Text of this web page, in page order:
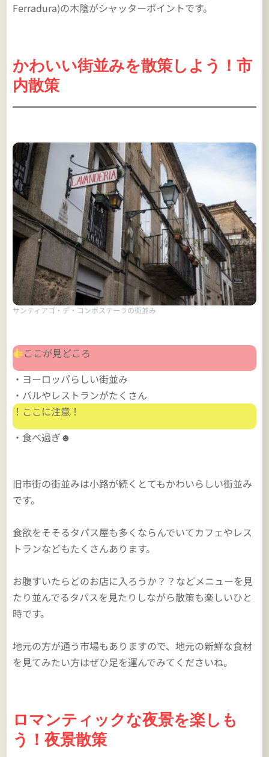
Ferradura)の木陰がシャッターポイントです。
かわいい街並みを散策しよう！市
内散策
サンティアゴ・デ・コンポステーラの街並み
ここが見どころ
・ヨーロッパらしい街並み
・バルやレストランがたくさん
！ここに注意！
・食べ過ぎ☻
旧市街の街並みは小路が続くとてもかわいらしい街並み
です。
食欲をそそるタパス屋も多くならんでいてカフェやレス
トランなどもたくさんあります。
お腹すいたらどのお店に入ろうか？？などメニューを見
たり並んでるタパスを見たりしながら散策も楽しいひと
時です。
地元の方が通う市場もありますので、地元の新鮮な食材
を見てみたい方はぜひ足を運んでみてくださいね。
ロマンティックな夜景を楽しも
う！夜景散策